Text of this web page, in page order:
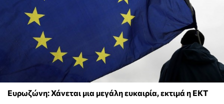
Ευρωζώνη: Χάνεται μια μεγάλη ευκαιρία, εκτιμά η ΕΚΤ